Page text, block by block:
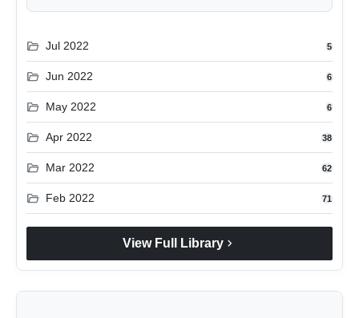
folder_open Jul 2022 5
folder_open Jun 2022 6
folder_open May 2022 6
folder_open Apr 2022 38
folder_open Mar 2022 62
folder_open Feb 2022 71
View Full Library chevron_right